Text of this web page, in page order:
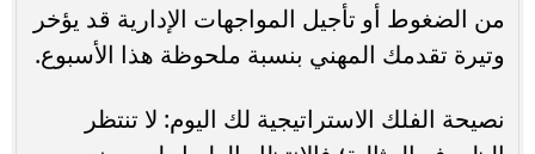
من الضغوط أو تأجيل المواجهات الإدارية قد يؤخر
وتيرة تقدمك المهني بنسبة ملحوظة هذا الأسبوع.
نصيحة الفلك الاستراتيجية لك اليوم: لا تنتظر